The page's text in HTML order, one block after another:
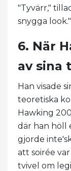
"Tyvärr,"
snygga look."
6. När
av sina
Han visade
teoretiska
Hawking
där han höll
gjorde
att soirée
tvivel om